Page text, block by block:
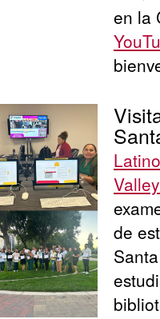
en la
de